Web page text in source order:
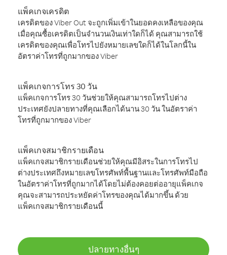
แพ็คเกจเครดิต
เครดิตของ Viber Out จะถูกเพิ่มเข้าในยอดคงเหลือของคุณ
เมื่อคุณซื้อเครดิตเป็นจำนวนเงินเท่าใดก็ได้ คุณสามารถใช้
เครดิตของคุณเพื่อโทรไปยังหมายเลขใดก็ได้ในโลกนี้ใน
อัตราค่าโทรที่ถูกมากของ Viber
แพ็คเกจการโทร 30 วัน
แพ็คเกจการโทร 30 วันช่วยให้คุณสามารถโทรไปต่าง
ประเทศยังปลายทางที่คุณเลือกได้นาน 30 วัน ในอัตราค่า
โทรที่ถูกมากของ Viber
แพ็คเกจสมาชิกรายเดือน
แพ็คเกจสมาชิกรายเดือนช่วยให้คุณมีอิสระในการโทรไป
ต่างประเทศถึงหมายเลขโทรศัพท์พื้นฐานและโทรศัพท์มือถือ
ในอัตราค่าโทรที่ถูกมากได้โดยไม่ต้องคอยต่ออายุแพ็คเกจ
คุณจะสามารถประหยัดค่าโทรของคุณได้มากขึ้น ด้วย
แพ็คเกจสมาชิกรายเดือนนี้
ปลายทางอื่นๆ